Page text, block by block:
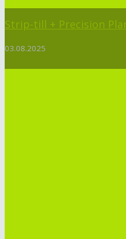
Strip-till + Precision
03.08.2025